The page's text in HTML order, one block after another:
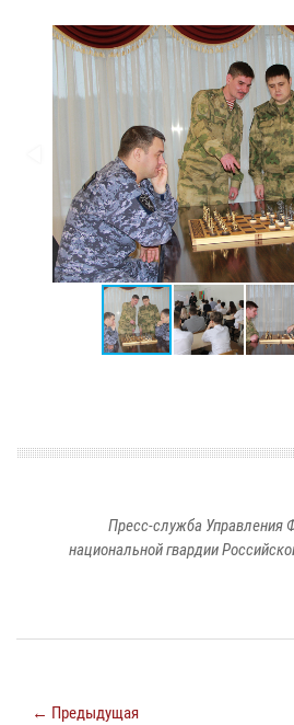
Пресс-служба Управления
национальной гвардии
← Предыдущая